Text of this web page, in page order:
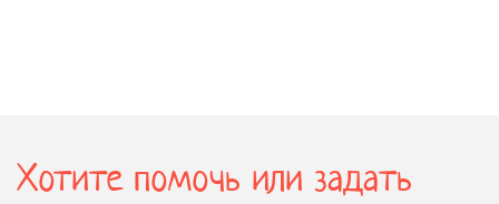
Хотите помочь или задать